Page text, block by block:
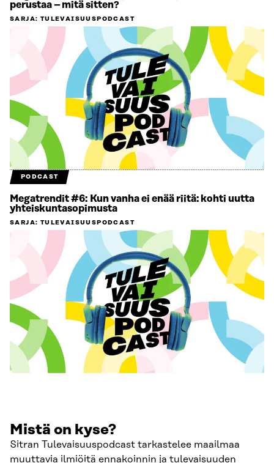
perustaa – mitä sitten?
SARJA: TULEVAISUUSPODCAST
PODCAST
Megatrendit #6: Kun vanha ei enää riitä: kohti uutta
yhteiskuntasopimusta
SARJA: TULEVAISUUSPODCAST
Mistä on kyse?
Sitran Tulevaisuuspodcast tarkastelee maailmaa
muuttavia ilmiöitä ennakoinnin ja tulevaisuuden